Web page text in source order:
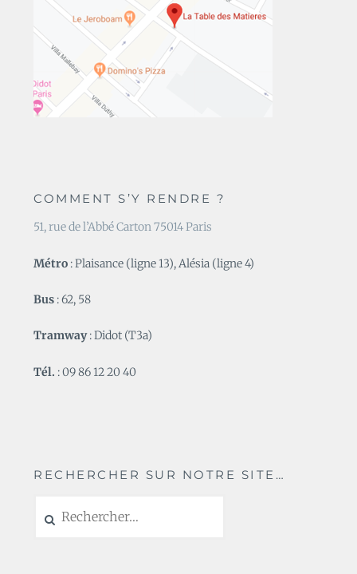
COMMENT S’Y RENDRE ?
51, rue de l’Abbé Carton 75014 Paris
Métro : Plaisance (ligne 13), Alésia (ligne 4)
Bus : 62, 58
Tramway: Didot (T3a)
Tél. : 09 86 12 20 40
RECHERCHER SUR NOTRE SITE…